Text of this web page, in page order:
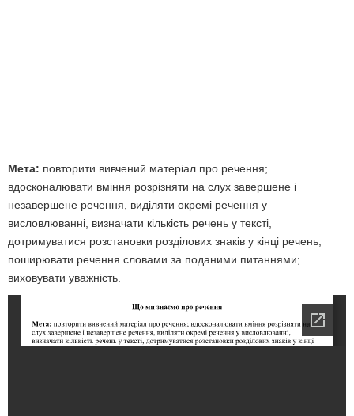
Мета: повторити вивчений матеріал про речення;
вдосконалювати вміння розрізняти на слух завершене і
незавершене речення, виділяти окремі речення у
висловлюванні, визначати кількість речень у тексті,
дотримуватися розстановки розділових знаків у кінці речень,
поширювати речення словами за поданими питаннями;
виховувати уважність.